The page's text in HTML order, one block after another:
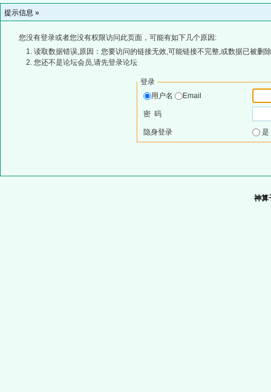
提示信息 »
您没有登录或者您没有权限访问此页面，可能有如下几个原因:
读取数据错误,原因：您要访问的链接无效,可能链接不完整,或数据已被删
您还不是论坛会员,请先登录论坛
登录
用户名
Email
密 码
隐身登录
神算